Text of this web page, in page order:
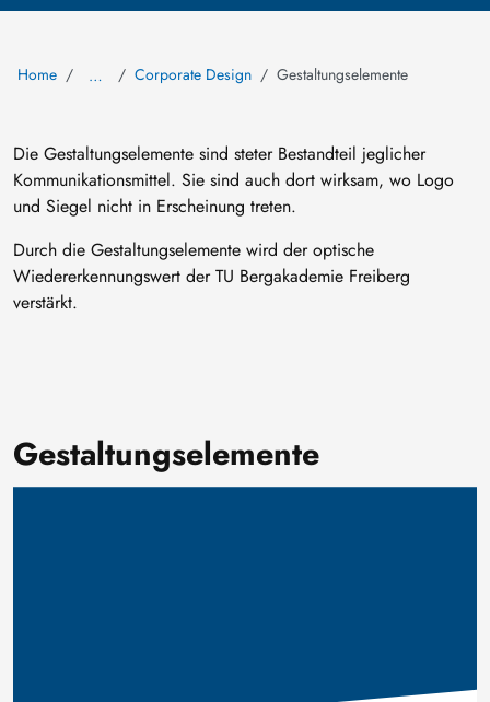
Home … Corporate Design Gestaltungselemente
Die Gestaltungselemente sind steter Bestandteil jeglicher
Kommunikationsmittel. Sie sind auch dort wirksam, wo Logo
und Siegel nicht in Erscheinung treten.
Durch die Gestaltungselemente wird der optische
Wiedererkennungswert der TU Bergakademie Freiberg
verstärkt.
Gestaltungselemente